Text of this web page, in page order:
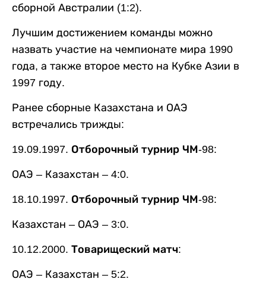
сборной Австралии (1:2).
Лучшим достижением команды можно
назвать участие на чемпионате мира 1990
года, а также второе место на Кубке Азии в
1997 году.
Ранее сборные Казахстана и ОАЭ
встречались трижды:
19.09.1997. Отборочный турнир ЧМ-98:
ОАЭ – Казахстан – 4:0.
18.10.1997. Отборочный турнир ЧМ-98:
Казахстан – ОАЭ – 3:0.
10.12.2000. Товарищеский матч:
ОАЭ – Казахстан – 5:2.